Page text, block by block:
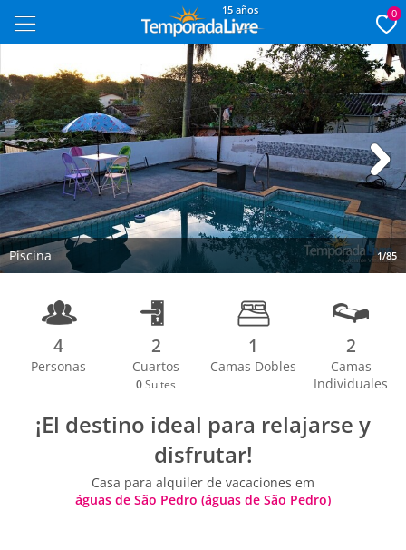
15 años 0
Piscina 1/85
Next
4
Personas
2
Cuartos
0 Suites
1
Camas Dobles
2
Camas
Individuales
¡El destino ideal para relajarse y
disfrutar!
Casa para alquiler de vacaciones em
águas de São Pedro (águas de São Pedro)